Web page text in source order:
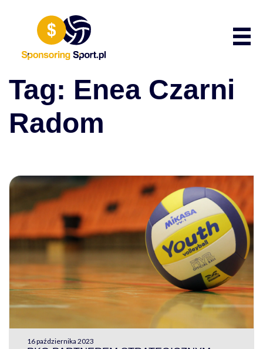
Tag: Enea Czarni
Radom
16 października 2023